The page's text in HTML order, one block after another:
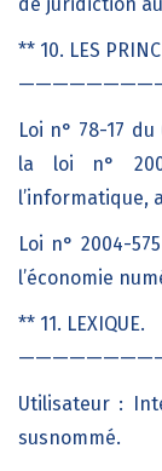
de juridiction
** 10. LES
Loi n° 78-17
la loi n°
l’informatique,
Loi n° 2004-
l’économie
** 11. LEXIQUE.
Utilisateur :
susnommé.